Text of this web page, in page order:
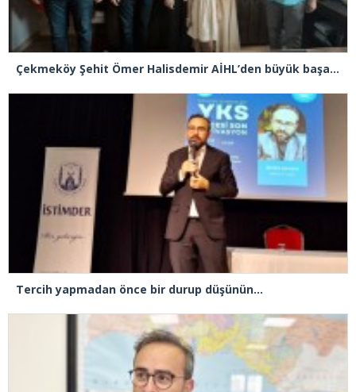
Çekmeköy Şehit Ömer Halisdemir AİHL’den büyük başarı! LGS’de yüzde 0,13’lik dilim
Tercih yapmadan önce bir durup düşünün…